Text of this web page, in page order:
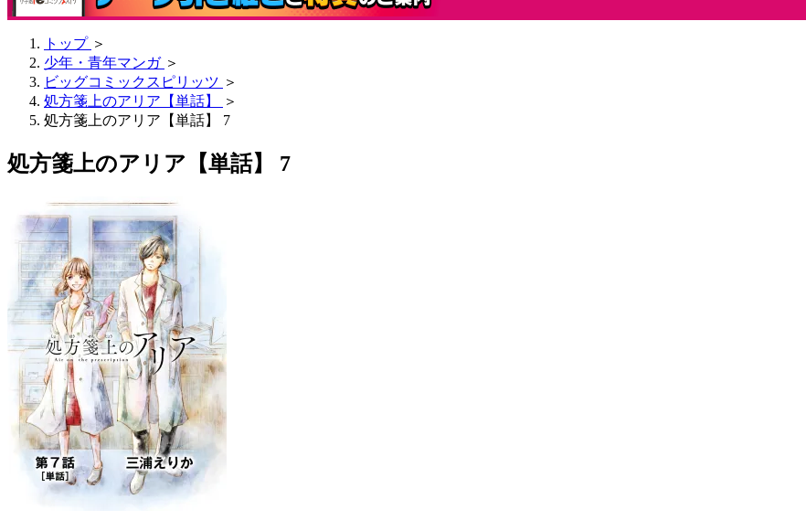
トップ ＞
少年・青年マンガ ＞
ビッグコミックスピリッツ ＞
処方箋上のアリア【単話】
＞
処方箋上のアリア【単話】 7
処方箋上のアリア【単話】 7